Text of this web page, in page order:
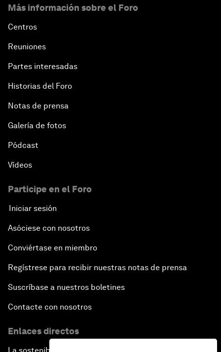
Más información sobre el Foro
Centros
Reuniones
Partes interesadas
Historias del Foro
Notas de prensa
Galería de fotos
Pódcast
Vídeos
Participe en el Foro
Iniciar sesión
Asóciese con nosotros
Conviértase en miembro
Regístrese para recibir nuestras notas de prensa
Suscríbase a nuestros boletines
Contacte con nosotros
Enlaces directos